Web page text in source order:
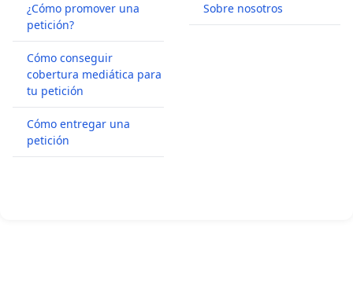
¿Cómo promover una
petición?
Cómo conseguir
cobertura mediática para
tu petición
Cómo entregar una
petición
Sobre nosotros